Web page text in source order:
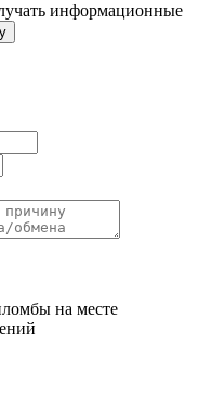
информационные
на месте